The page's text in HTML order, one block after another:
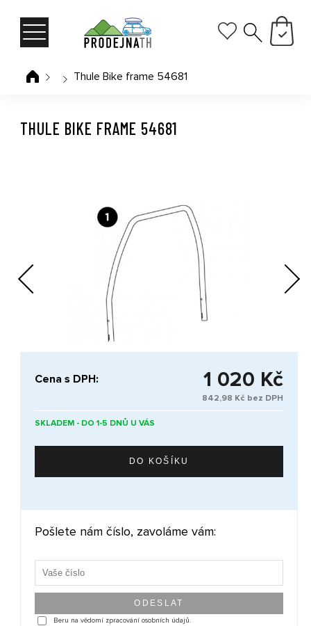
Thule Bike frame 54681
Previous Next
THULE BIKE FRAME 54681
Cena s DPH: 1 020 Kč
842,98 Kč bez DPH
SKLADEM - DO 1-5 DNŮ U VÁS
Pošlete nám číslo, zavoláme vám:
Beru na vědomí zpracování osobních údajů.